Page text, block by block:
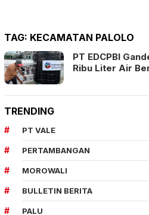
TAG: KECAMATAN PALOLO
PT EDCPBI
Ribu Liter Air
TRENDING
PT VALE
PERTAMBANGAN
MOROWALI
BULLETIN BERITA
PALU